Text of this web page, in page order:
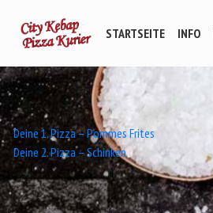
STARTSEITE INFO
Beitrags-
Navigation
Deine 1. Pizza – Pommes Frites
Deine 2. Pizza – Schinken